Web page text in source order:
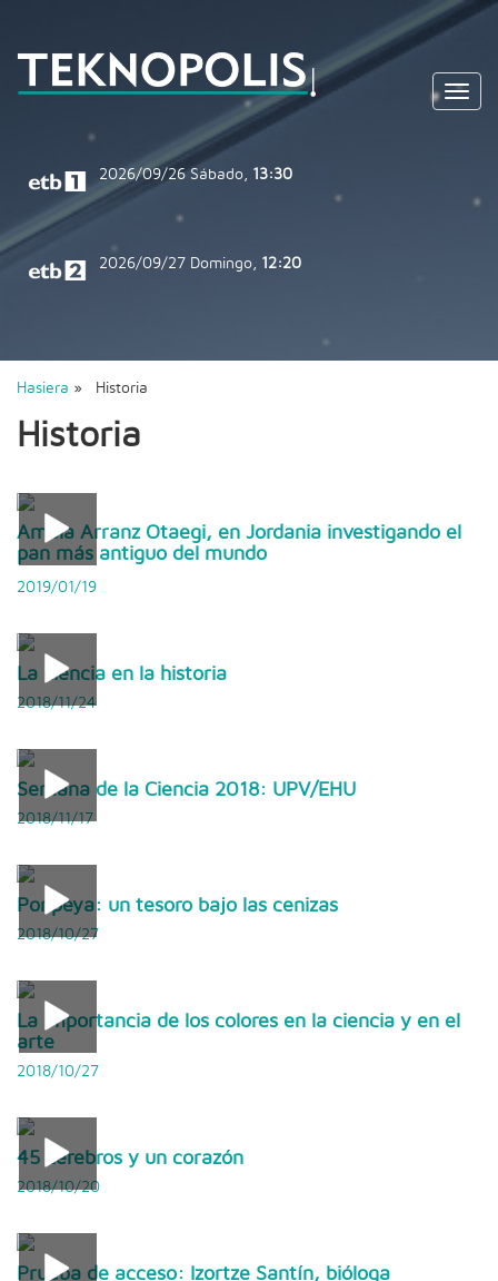
2026/09/26Sábado, 13:30
2026/09/27 Domingo, 12:20
Hasiera » Historia
Historia
Amaia Arranz Otaegi, en Jordania investigando el
pan más antiguo del mundo
2019/01/19
La ciencia en la historia
2018/11/24
Semana de la Ciencia 2018: UPV/EHU
2018/11/17
Ponpeya: un tesoro bajo las cenizas
2018/10/27
La importancia de los colores en la ciencia y en el
arte
2018/10/27
45 cerebros y un corazón
2018/10/20
Prueba de acceso: Izortze Santín, bióloga